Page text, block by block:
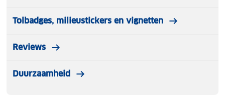
Tolbadges, milieustickers en vignetten
Reviews
Duurzaamheid